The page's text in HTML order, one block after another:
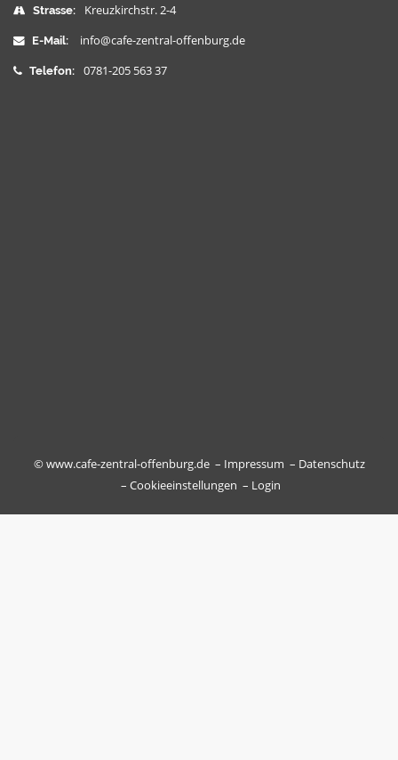
Strasse: Kreuzkirchstr. 2-4
E-Mail: info@cafe-zentral-offenburg.de
Telefon: 0781-205 563 37
© www.cafe-zentral-offenburg.de – Impressum – Datenschutz
– Cookieeinstellungen – Login